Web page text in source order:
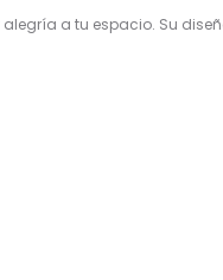
a tu espacio. Su